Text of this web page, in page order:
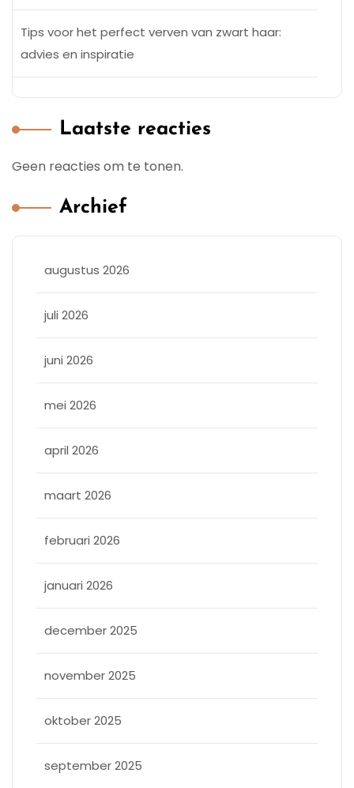
Tips voor het perfect verven van zwart haar:
advies en inspiratie
Laatste reacties
Geen reacties om te tonen.
Archief
augustus 2026
juli 2026
juni 2026
mei 2026
april 2026
maart 2026
februari 2026
januari 2026
december 2025
november 2025
oktober 2025
september 2025